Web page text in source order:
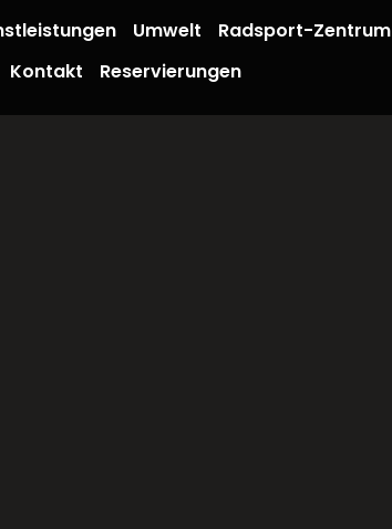
Umwelt Radsport-Zentrum
Kontakt Reservierungen